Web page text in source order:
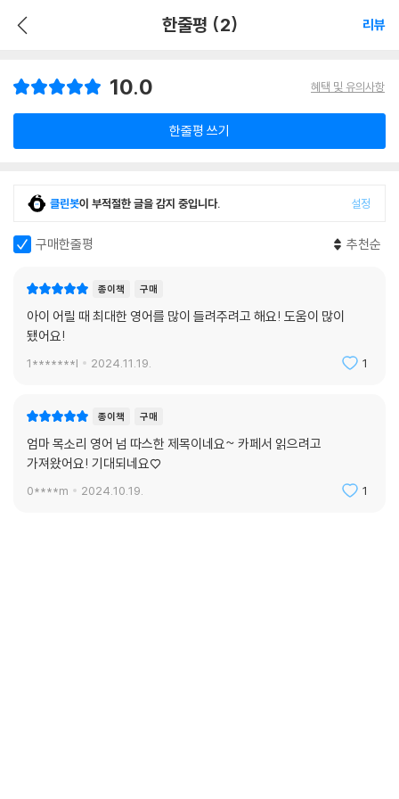
한줄평 (2) 리뷰
10.0 혜택 및 유의사항
한줄평 쓰기
클린봇이 부적절한 글을 감지 중입니다. 설정
구매한줄평 추천순
종이책 구매
아이 어릴 때 최대한 영어를 많이 들려주려고 해요! 도움이 많이
됐어요!
1*******l 2024.11.19. 1
종이책 구매
엄마 목소리 영어 넘 따스한 제목이네요~ 카페서 읽으려고
가져왔어요! 기대되네요♡
0****m 2024.10.19. 1